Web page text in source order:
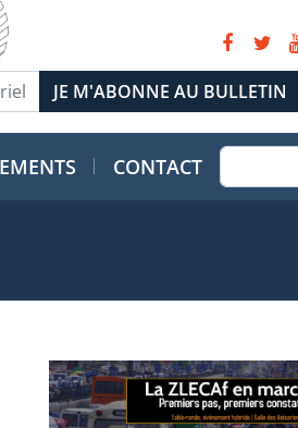
CONTACT